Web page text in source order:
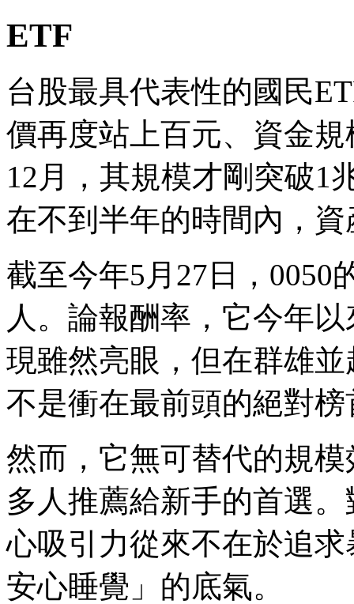
ETF
台股最具代表性的國民
價再度站上百元、資金
12月，其規模才剛突破1
在不到半年的時間內，
截至今年5月27日，0050
人。論報酬率，它今年
現雖然亮眼，但在群雄
不是衝在最前頭的絕對榜
然而，它無可替代的規
多人推薦給新手的首選
心吸引力從來不在於追
安心睡覺」的底氣。